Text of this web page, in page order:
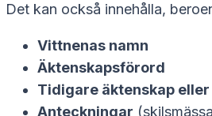
Det kan också innehålla,
Vittnenas namn
Äktenskapsförord
Tidigare äktenskap
Anteckningar